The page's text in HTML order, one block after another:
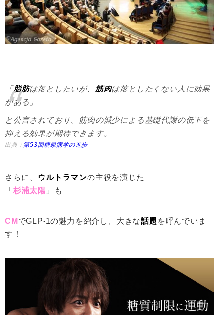
「 脂肪は落としたいが、 筋肉は落としたくない人に効果
がある」
と公言されており、筋肉の減少による基礎代謝の低下を
抑える効果が期待できます。
出典： 第53回糖尿病学の進歩
さらに、 ウルトラマンの主役を演じた
「 杉浦太陽 」も
CM でGLP-1の魅力を紹介し、大きな話題 を呼んでいま
す！